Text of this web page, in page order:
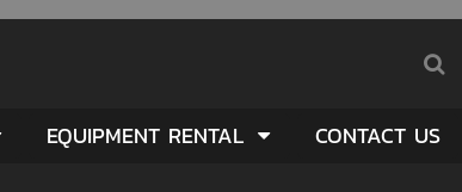
EQUIPMENT RENTAL CONTACT US